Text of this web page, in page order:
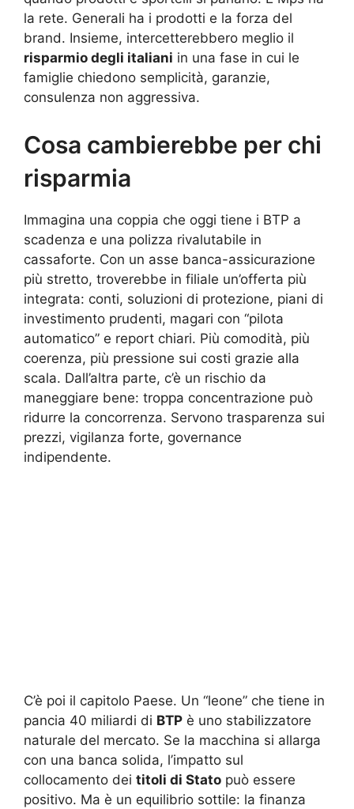
la rete. Generali ha i prodotti e la forza del
brand. Insieme, intercetterebbero meglio il
risparmio degli italiani in una fase in cui le
famiglie chiedono semplicità, garanzie,
consulenza non aggressiva.
Cosa cambierebbe per chi
risparmia
Immagina una coppia che oggi tiene i BTP a
scadenza e una polizza rivalutabile in
cassaforte. Con un asse banca-assicurazione
più stretto, troverebbe in filiale un’offerta più
integrata: conti, soluzioni di protezione, piani di
investimento prudenti, magari con “pilota
automatico” e report chiari. Più comodità, più
coerenza, più pressione sui costi grazie alla
scala. Dall’altra parte, c’è un rischio da
maneggiare bene: troppa concentrazione può
ridurre la concorrenza. Servono trasparenza sui
prezzi, vigilanza forte, governance
indipendente.
C’è poi il capitolo Paese. Un “leone” che tiene in
pancia 40 miliardi di BTP è uno stabilizzatore
naturale del mercato. Se la macchina si allarga
con una banca solida, l’impatto sul
collocamento dei titoli di Stato può essere
positivo. Ma è un equilibrio sottile: la finanza